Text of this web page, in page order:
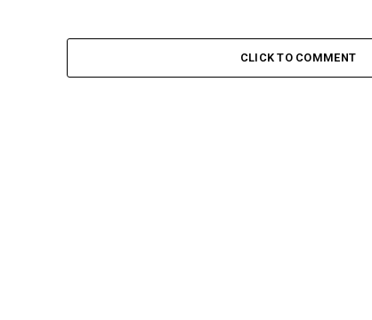
CLICK TO COMMENT